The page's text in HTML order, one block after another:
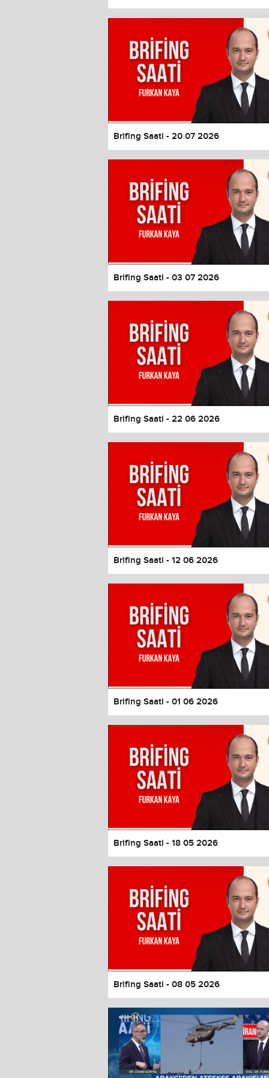
Color
Window
Color
Transparency
Font Size
Text Edge Style
Font Family
Resetrestore all settings to the default
Close Modal Dialog
End of dialog window.
Brifing Saati - 20 07 2026
Brifing Saati - 03 07 2026
Brifing Saati - 22 06 2026
Brifing Saati - 12 06 2026
Brifing Saati - 01 06 2026
Brifing Saati - 18 05 2026
Brifing Saati - 08 05 2026